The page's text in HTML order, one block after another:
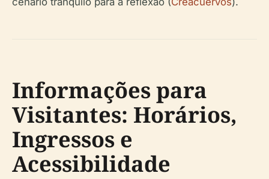
Informações para
Visitantes: Horários,
Ingressos e
Acessibilidade